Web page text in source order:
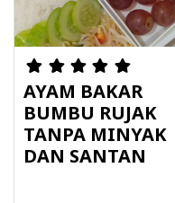
AYAM BAKAR
BUMBU RUJAK
TANPA MINYAK
DAN SANTAN